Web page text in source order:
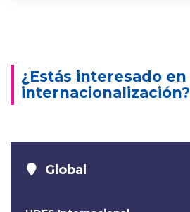
¿Estás interesado en
internacionalización?
Global